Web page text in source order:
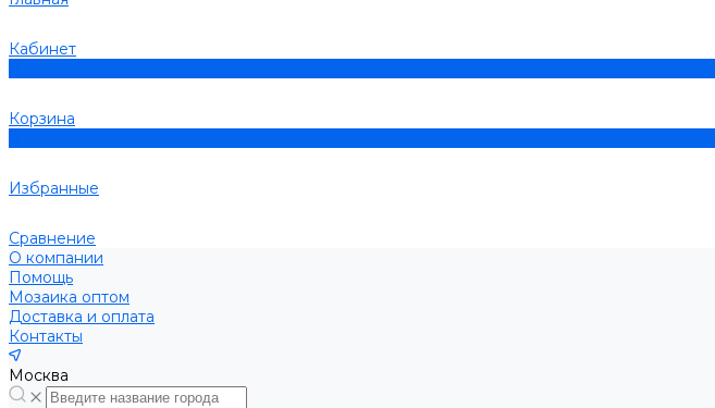
Кабинет
Корзина
Избранные
Сравнение
О компании
Помощь
Мозаика оптом
Доставка и оплата
Контакты
Москва